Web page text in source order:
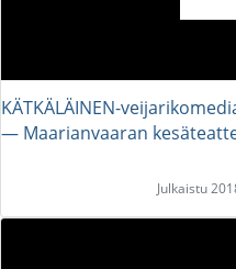
KÄTKÄLÄINEN-
― Maarianvaaran
Julkaistu